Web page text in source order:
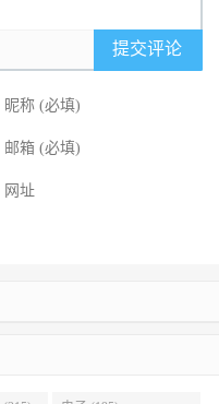
提交评论
昵称 (必填)
邮箱 (必填)
网址